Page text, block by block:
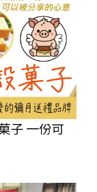
子 一份可